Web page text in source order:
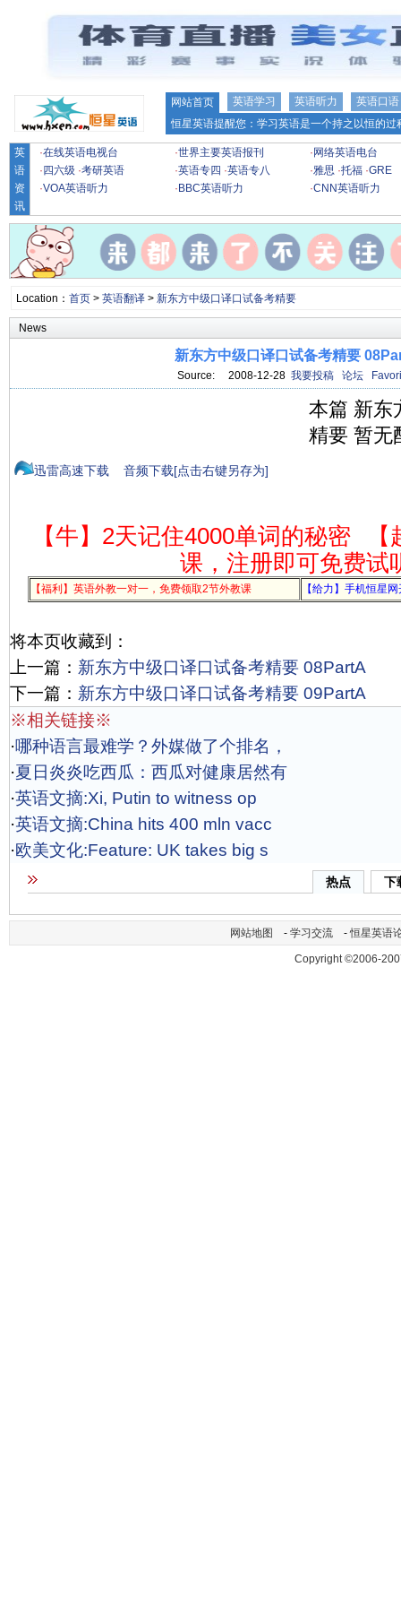
网站首页 英语学习 英语听力
英语口语
恒星英语提醒您：学习英语是一个持之以恒的
英
语
资
讯
·在线英语电视台 ·世界主要英语报刊 · 网络英语电台
· 四六级 ·考研英语 ·英语专四 ·英语专八 ·雅思 ·托福 ·GRE
·VOA英语听力 · BBC英语听力 ·CNN英语听力
Location： 首页> 英语翻译> 新东方中级口译口试备考精要
News
新东方中级口译口试备考精要
Source: 2008-12-28 我要投稿 论坛
迅雷高速下载 音频下载[点击右键另存为]
本篇 新东
精要 暂无
【牛】2天记住4000单词的秘密
课，注册即可免费试
【福利】英语外教一对一，免费领取2节外教课 【给力】手机恒星
将本页收藏到：
上一篇： 新东方中级口译口试备考精要 08PartA
下一篇： 新东方中级口译口试备考精要 09PartA
※相关链接※
·哪种语言最难学？外媒做了个排名，
·夏日炎炎吃西瓜：西瓜对健康居然有
·英语文摘:Xi, Putin to witness op
·英语文摘:China hits 400 mln vacc
·欧美文化:Feature: UK takes big s
热点 下
网站地图 - 学习交流 -恒星英语
Copyright ©2006-